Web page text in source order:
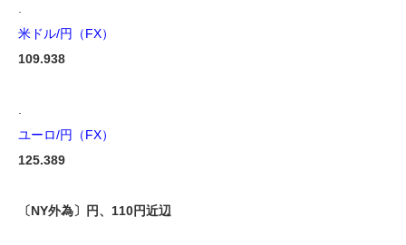
.
米ドル/円（FX）
109.938
.
ユーロ/円（FX）
125.389
〔NY外為〕円、110円近辺